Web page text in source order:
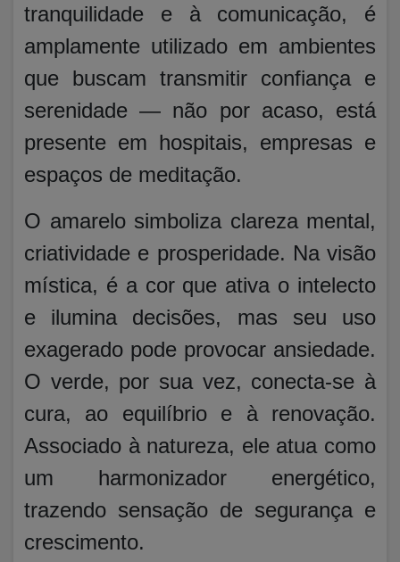
tranquilidade e à comunicação, é
amplamente utilizado em ambientes
que buscam transmitir confiança e
serenidade — não por acaso, está
presente em hospitais, empresas e
espaços de meditação.
O amarelo simboliza clareza mental,
criatividade e prosperidade. Na visão
mística, é a cor que ativa o intelecto
e ilumina decisões, mas seu uso
exagerado pode provocar ansiedade.
O verde, por sua vez, conecta-se à
cura, ao equilíbrio e à renovação.
Associado à natureza, ele atua como
um harmonizador energético,
trazendo sensação de segurança e
crescimento.